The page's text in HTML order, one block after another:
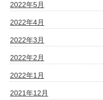
2022年5月
2022年4月
2022年3月
2022年2月
2022年1月
2021年12月